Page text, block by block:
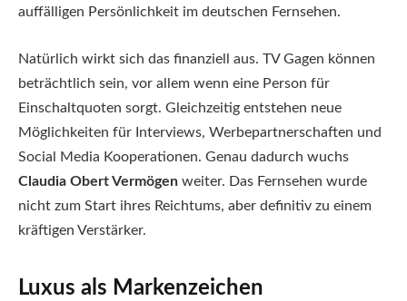
auffälligen Persönlichkeit im deutschen Fernsehen.
Natürlich wirkt sich das finanziell aus. TV Gagen können
beträchtlich sein, vor allem wenn eine Person für
Einschaltquoten sorgt. Gleichzeitig entstehen neue
Möglichkeiten für Interviews, Werbepartnerschaften und
Social Media Kooperationen. Genau dadurch wuchs
Claudia Obert Vermögen weiter. Das Fernsehen wurde
nicht zum Start ihres Reichtums, aber definitiv zu einem
kräftigen Verstärker.
Luxus als Markenzeichen